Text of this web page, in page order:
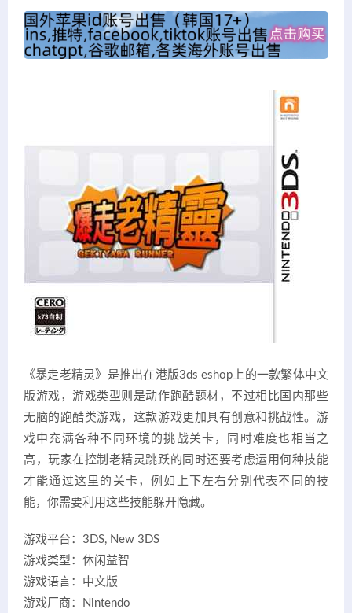
《暴走老精灵》是推出在港版3ds eshop上的一款繁体中文
版游戏，游戏类型则是动作跑酷题材，不过相比国内那些
无脑的跑酷类游戏，这款游戏更加具有创意和挑战性。游
戏中充满各种不同环境的挑战关卡，同时难度也相当之
高，玩家在控制老精灵跳跃的同时还要考虑运用何种技能
才能通过这里的关卡，例如上下左右分别代表不同的技
能，你需要利用这些技能躲开隐藏。
游戏平台：3DS, New 3DS
游戏类型：休闲益智
游戏语言：中文版
游戏厂商：Nintendo